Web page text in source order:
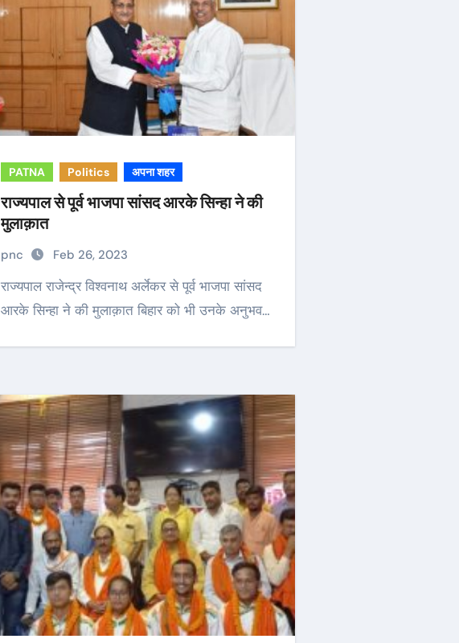
PATNA Politics अपना शहर
राज्यपाल से पूर्व भाजपा सांसद आरके सिन्हा ने की
मुलाक़ात
pnc Feb 26, 2023
राज्यपाल राजेन्द्र विश्वनाथ अर्लेकर से पूर्व भाजपा सांसद
आरके सिन्हा ने की मुलाक़ात बिहार को भी उनके अनुभव…